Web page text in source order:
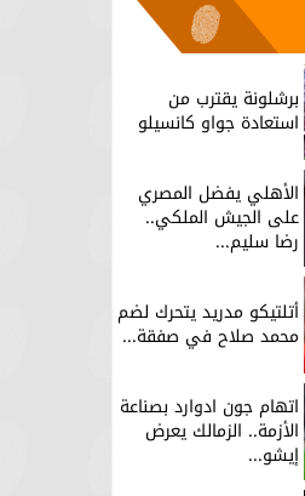
برشلونة يقترب من
استعادة جواو كانسيلو
الأهلي يفضل المصري
على الجيش الملكي..
رضا سليم...
أتلتيكو مدريد يتحرك لضم
محمد صلاح في صفقة...
اتهام جون ادوارد بصناعة
الأزمة.. الزمالك يعرض
إيشو...